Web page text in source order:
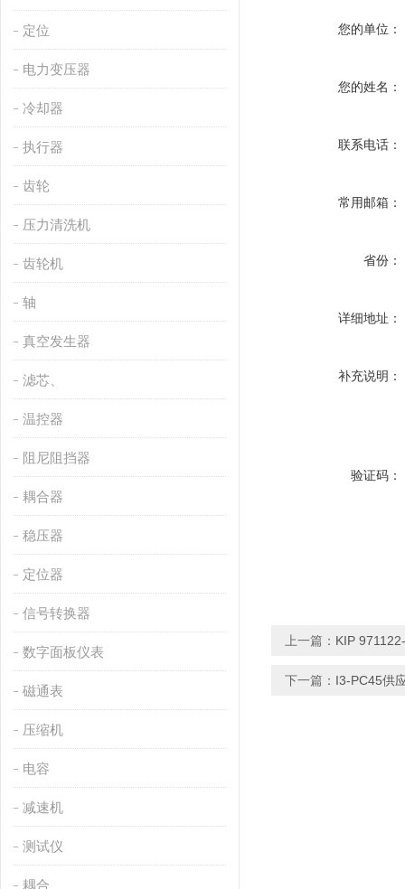
定位
电力变压器
冷却器
执行器
齿轮
压力清洗机
齿轮机
轴
真空发生器
滤芯、
温控器
阻尼阻挡器
耦合器
稳压器
定位器
信号转换器
数字面板仪表
磁通表
压缩机
电容
减速机
测试仪
耦合
您的单位：
您的姓名：
联系电话：
常用邮箱：
省份：
详细地址：
补充说明：
验证码：
上一篇： KIP
下一篇： I3-PC45供